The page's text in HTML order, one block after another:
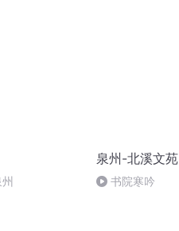
泉州-北溪文苑
书院寒吟